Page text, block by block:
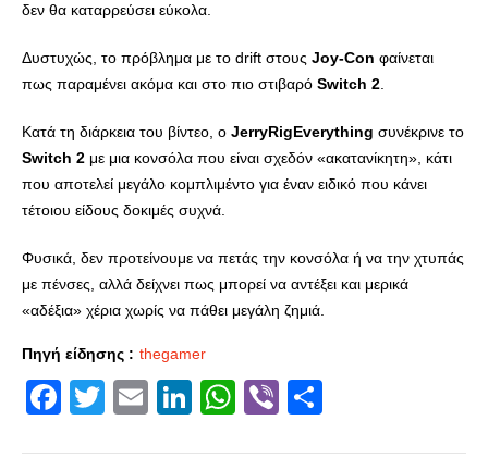
δεν θα καταρρεύσει εύκολα.
Δυστυχώς, το πρόβλημα με το drift στους Joy-Con φαίνεται
πως παραμένει ακόμα και στο πιο στιβαρό Switch 2
Κατά τη διάρκεια του βίντεο, ο JerryRigEverything συνέκρινε το
Switch 2 με μια κονσόλα που είναι σχεδόν «ακατανίκητη», κάτι
που αποτελεί μεγάλο κομπλιμέντο για έναν ειδικό που κάνει
τέτοιου είδους δοκιμές συχνά.
Φυσικά, δεν προτείνουμε να πετάς την κονσόλα ή να την χτυπάς
με πένσες, αλλά δείχνει πως μπορεί να αντέξει και μερικά
«αδέξια» χέρια χωρίς να πάθει μεγάλη ζημιά.
Πηγή είδησης : thegamer
Facebook
Twitter
EmailLinkedIn
WhatsApp
Viber